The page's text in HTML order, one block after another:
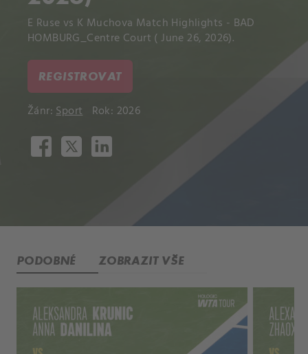
E Ruse vs K Muchova Match Highlights - BAD
HOMBURG_Centre Court ( June 26, 2026).
REGISTROVAT
Žánr:Sport Rok: 2026
PODOBNÉ ZOBRAZIT VŠE